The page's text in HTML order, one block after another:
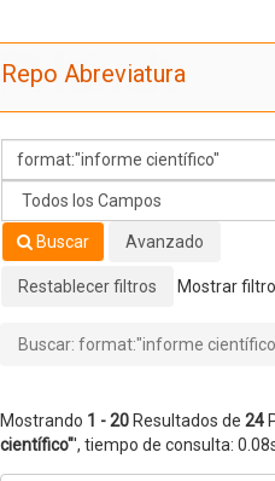
científico"'
Repo Abreviatura
Buscar Avanzado
Restablecer filtros Mostrar
Buscar: format:"informe
Mostrando 1 - 20 Resultados de 24
científico"', tiempo de consulta: